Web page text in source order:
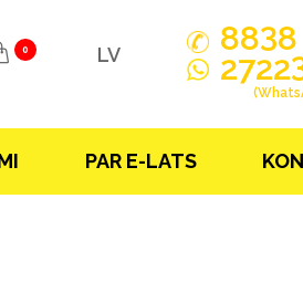
0 LV 8838
2722
PAR E-LATS